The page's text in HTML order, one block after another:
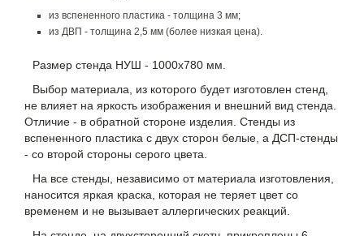
из вспененного пластика - толщина 3 мм;
из ДВП - толщина 2,5 мм (более низкая цена).
Размер стенда НУШ - 1000х780 мм.
Выбор материала, из которого будет изготовлен стенд,
не влияет на яркость изображения и внешний вид стенда.
Отличие - в обратной стороне изделия. Стенды из
вспененного пластика с двух сторон белые, а ДСП-стенды
- со второй стороны серого цвета.
На все стенды, независимо от материала изготовления,
наносится яркая краска, которая не теряет цвет со
временем и не вызывает аллергических реакций.